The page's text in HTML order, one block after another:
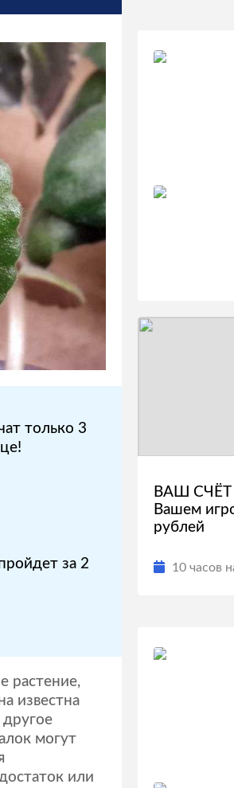
только 3
за 2
растение,
известна
могут
или
ВАШ
Вашем
рублей
10 часов